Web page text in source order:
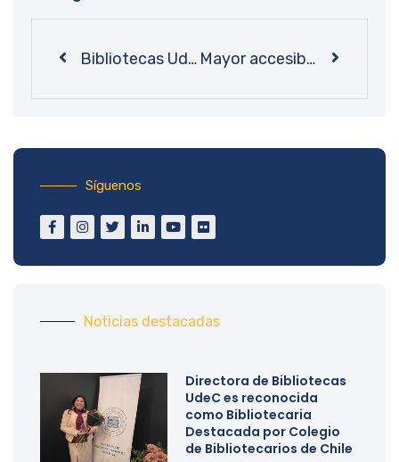
Bibliotecas UdeC inicia planificación de actividades por el centenario de su fundación Mayor accesibilidad con menos clicks: Bibliotecas UdeC renueva diseño de su sitio web
Síguenos
Noticias destacadas
Directora de Bibliotecas
UdeC es reconocida
como Bibliotecaria
Destacada por Colegio
de Bibliotecarios de Chile